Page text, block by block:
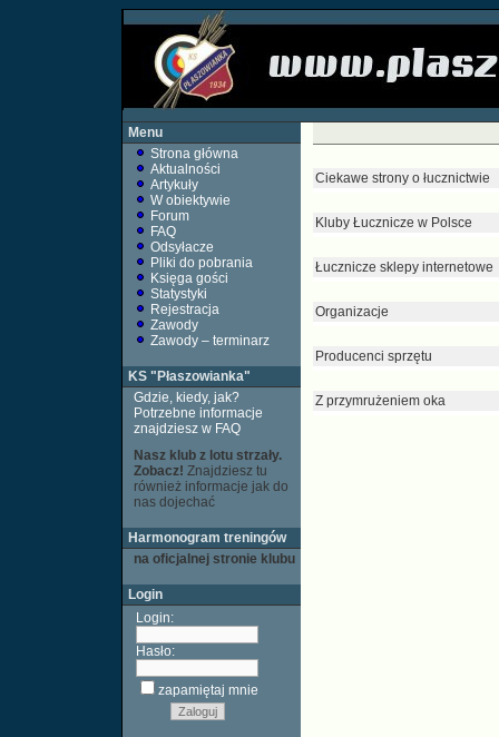
Menu
Strona główna
Aktualności
Artykuły
W obiektywie
Forum
FAQ
Odsyłacze
Pliki do pobrania
Księga gości
Statystyki
Rejestracja
Zawody
Zawody – terminarz
KS "Płaszowianka"
Gdzie, kiedy, jak?
Potrzebne informacje
znajdziesz w FAQ
Nasz klub z lotu strzały.
Zobacz! Znajdziesz tu
również informacje jak do
nas dojechać
Harmonogram treningów
na oficjalnej stronie klubu
Login
Login:
Hasło:
zapamiętaj mnie
Ciekawe strony o łucznictwie
Kluby Łucznicze w Polsce
Łucznicze sklepy internetowe
Organizacje
Producenci sprzętu
Z przymrużeniem oka